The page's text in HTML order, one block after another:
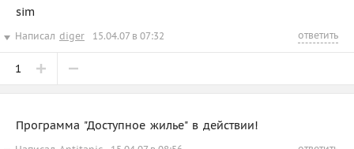
sim
Написал diger 15.04.07 в 07:32 ответить
1
Программа "Доступное жилье" в действии!